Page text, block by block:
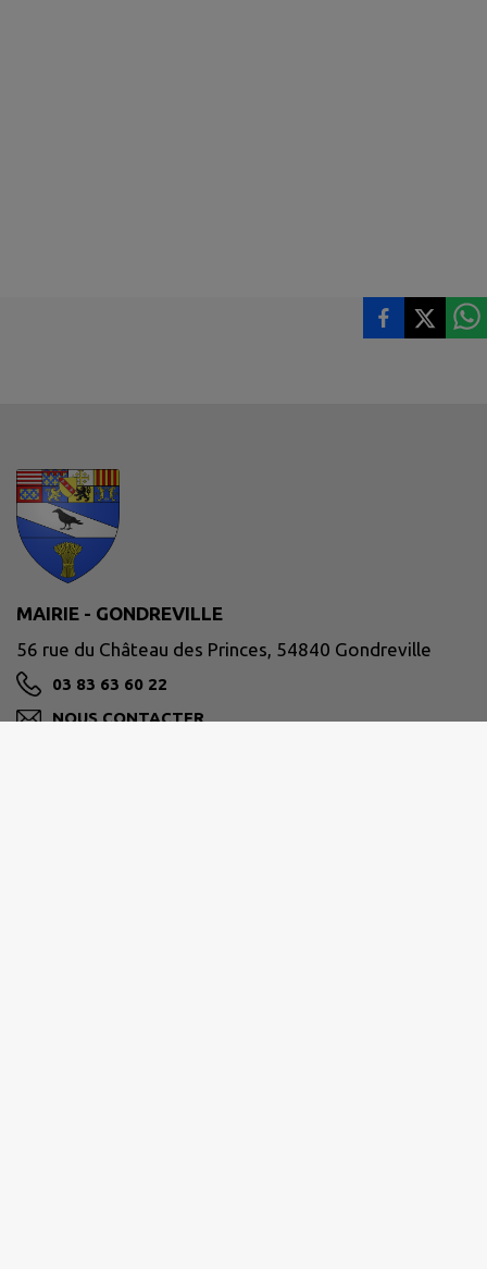
MAIRIE - GONDREVILLE
56 rue du Château des Princes, 54840 Gondreville
03 83 63 60 22
NOUS CONTACTER